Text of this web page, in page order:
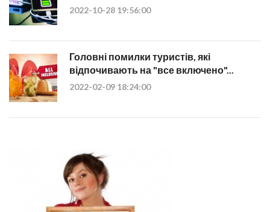
2022-10-28 19:56:00
Головні помилки туристів, які
відпочивають на "все включено"...
2022-02-09 18:24:00